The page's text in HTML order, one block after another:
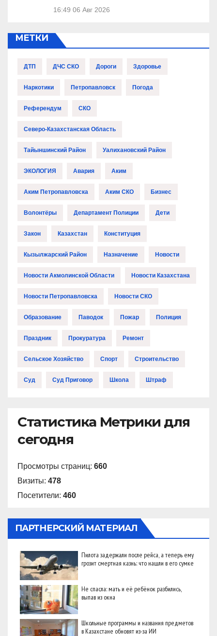
16:49 06 Авг 2026
МЕТКИ
ДТП ДЧС СКО Дороги Здоровье
Наркотики Петропавловск Погода
Референдум СКО
Северо-Казахстанская Область
Тайыншинский Район Уалихановский Район
ЭКОЛОГИЯ Авария Аким
Аким Петропавловска Аким СКО Бизнес
Волонтёры Департамент Полиции Дети
Закон Казахстан Конституция
Кызылжарский Район Назначение Новости
Новости Акмолинской Области Новости Казахстана
Новости Петропавловска Новости СКО
Образование Паводок Пожар Полиция
Праздник Прокуратура Ремонт
Сельское Хозяйство Спорт Строительство
Суд Суд Приговор Школа Штраф
Статистика Метрики для
сегодня
Просмотры страниц: 660
Визиты: 478
Посетители: 460
ПАРТНЕРСКИЙ МАТЕРИАЛ
Пилота задержали после рейса, а теперь ему
грозит смертная казнь: что нашли в его сумке
Не спасла: мать и её ребёнок разбились,
выпав из окна
Школьные программы и названия предметов
в Казахстане обновят из-за ИИ